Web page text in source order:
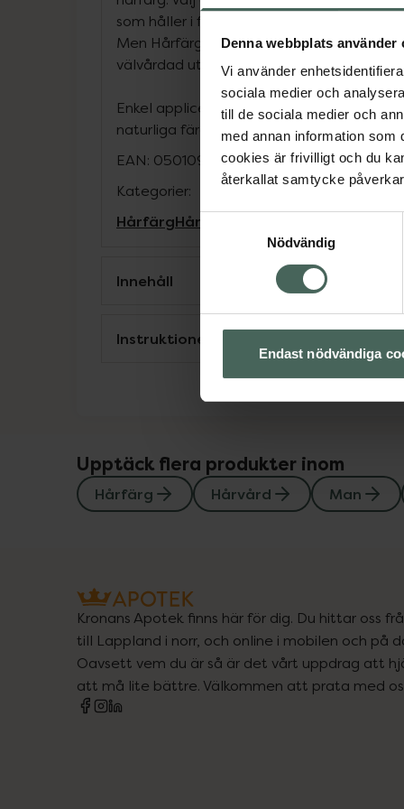
Denna webbplats använder
Vi använder
sociala medier och
till de sociala medier och
med annan information som
cookies är frivilligt och du
återkallat samtycke
Samtyckesval
Nödvändig
Endast nödvändiga
som håller i flera veckor – tills det grå
Men Hårfärg är perfekt för dig som vill se
välvårdad ut – varje dag.
Enkel applicering. Tränger även in i grovt
naturliga färg för ett jämnare, fylligare
EAN: 05010934004383
Kategorier:
HårfärgHårvård
Innehåll
Instruktioner
Upptäck flera produkter inom
Hårfärg Hårvård Man
Kronans Apotek finns här för dig. Du hittar oss
till Lappland i norr, och online i mobilen och på
Oavsett vem du är så är det vårt uppdrag att
att må lite bättre. Välkommen att prata med